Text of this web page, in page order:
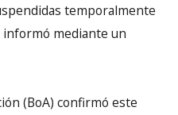
temporalmente
informó mediante un
(BoA) confirmó este